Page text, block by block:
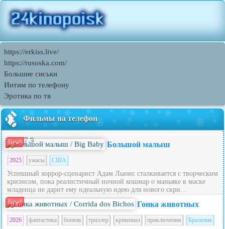
https://erkiss.live/
https://rusoska.com/
Большие сиськи
Интим по телефону
Эротика по тв
Фильмы на телефон
New! 7.9 Большой малыш
2025 ужасы США
Успешный хоррор-сценарист Адам Льюис сталкивается с творческим
кризисом, пока реалистичный ночной кошмар о маньяке в маске
младенца не дарит ему идеальную идею для нового скри...
New! Гонка животных
2026 фантастика боевик триллер криминал приключения Бразилия